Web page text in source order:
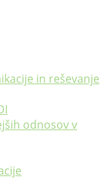
in reševanje
odnosov v